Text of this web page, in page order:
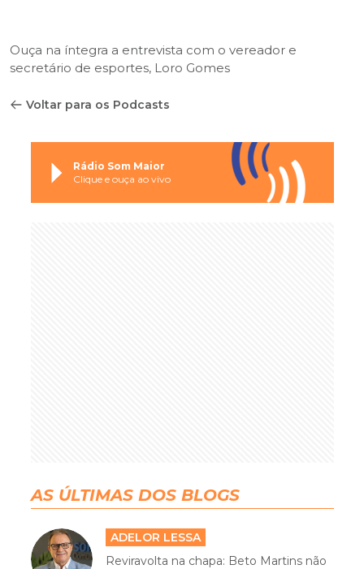
Ouça na íntegra a entrevista com o vereador e
secretário de esportes, Loro Gomes
Voltar para os Podcasts
Rádio Som Maior
Clique e ouça ao vivo
AS ÚLTIMAS DOS BLOGS
ADELOR LESSA
Reviravolta na chapa: Beto Martins não